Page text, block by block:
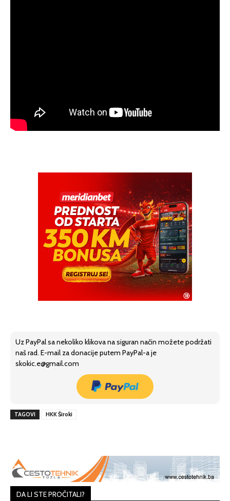
Uz PayPal sa nekoliko klikova na siguran način možete podržati
naš rad. E-mail za donacije putem PayPal-a je
skokic.e@gmail.com
TAGOVI HKK Široki
DA LI STE PROČITALI?